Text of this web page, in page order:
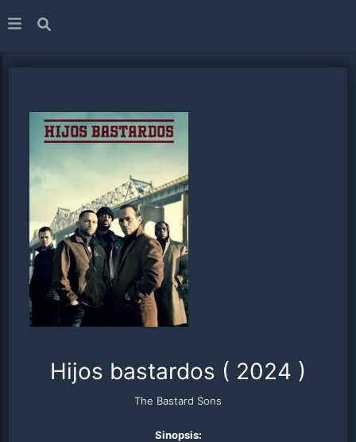
Hijos bastardos ( 2024 )
The Bastard Sons
Sinopsis: